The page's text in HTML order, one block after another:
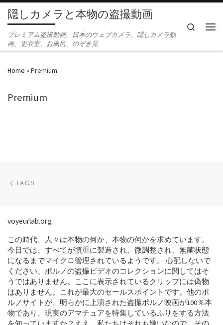
Skip to content
隠しカメラと本物の盗撮動画
プレミアム盗撮動画、日本のウェブカメラ、隠しカメラ動
画、更衣室、お風呂、のぞき見
Search
Home » Premium
Premium
TAGS
voyeurlab.org
この時代、人々は本物の何か、本物の何かを求めています。
今日では、すべてが慎重に製造され、微調整され、無菌状態
になるまでマイクロ管理されているようです。 心配しないで
ください、ポルノの盗撮ビデオのコレクションに関してはそ
うではありません。ここに表示されているクリップには偽物
はありません。これが最大のセールスポイントです。他のポ
ルノサイトが、明らかに上演された盗撮ポルノ映画が100％本
物であり、現実のアマチュアを特集しているふりをする方法